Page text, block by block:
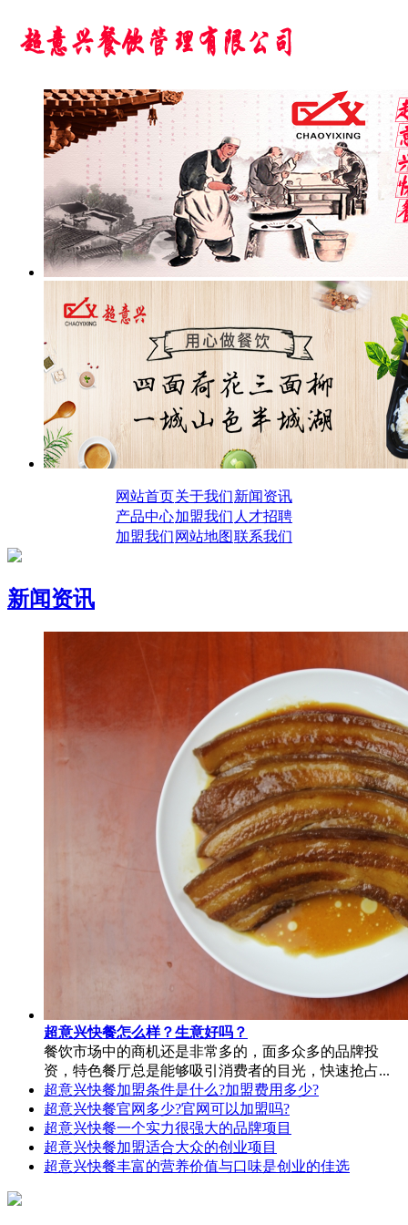
网站首页关于我们新闻资讯
产品中心加盟我们 人才招聘
加盟我们 网站地图联系我们
新闻资讯
超意兴快餐怎么样？生意好吗？
餐饮市场中的商机还是非常多的，面多众多的品牌投
资，特色餐厅总是能够吸引消费者的目光，快速抢占...
超意兴快餐加盟条件是什么?加盟费用多少?
超意兴快餐官网多少?官网可以加盟吗?
超意兴快餐一个实力很强大的品牌项目
超意兴快餐加盟适合大众的创业项目
超意兴快餐丰富的营养价值与口味是创业的佳选